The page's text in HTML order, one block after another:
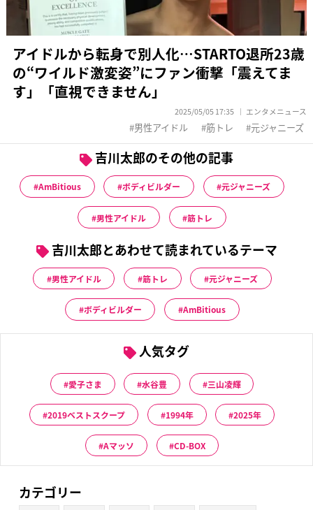
アイドルから転身で別人化…STARTO退所23歳
の“ワイルド激変姿”にファン衝撃「震えてま
す」「直視できません」
2025/05/05 17:35 エンタメニュース
男性アイドル 筋トレ 元ジャニーズ
吉川太郎のその他の記事
AmBitious ボディビルダー 元ジャニーズ
男性アイドル 筋トレ
吉川太郎とあわせて読まれているテーマ
男性アイドル 筋トレ 元ジャニーズ
ボディビルダー AmBitious
人気タグ
愛子さま 水谷豊 三山凌輝
2019ベストスクープ 1994年 2025年
Aマッソ CD-BOX
カテゴリー